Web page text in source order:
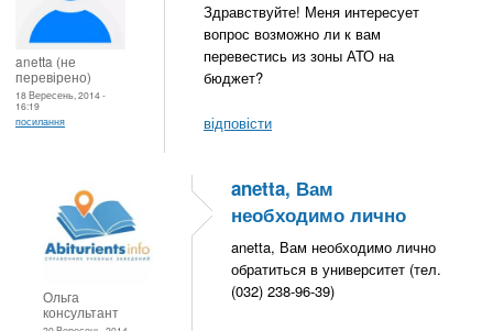
anetta (не
перевірено)
18 Вересень, 2014 -
16:19
посилання
Здравствуйте! Меня интересует
вопрос возможно ли к вам
перевестись из зоны АТО на
бюджет?
відповісти
Ольга
консультант
anetta, Вам
необходимо лично
anetta, Вам необходимо лично
обратиться в университет (тел.
(032) 238-96-39)